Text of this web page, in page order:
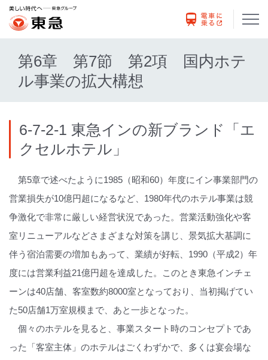
第6章 第7節 第2項 国内ホテ
ル事業の拡大構想
6-7-2-1 東急インの新ブランド「エ
クセルホテル」
第5章で述べたように1985（昭和60）年度にイン事業部門の
営業損失が10億円超になるなど、1980年代のホテル事業は競
争激化で非常に厳しい経営状況であった。営業活動強化や客
室リニューアルなどさまざまな対策を講じ、景気拡大基調に
伴う宿泊需要の増加もあって、業績が好転、1990（平成2）年
度には営業利益21億円超を達成した。このとき東急インチェ
ーンは40店舗、客室数約8000室となっており、当初掲げてい
た50店舗1万室規模まで、あと一歩となった。
個々のホテルを見ると、事業スタート時のコンセプトであ
った「客室主体」のホテルはごくわずかで、多くは宴会場な